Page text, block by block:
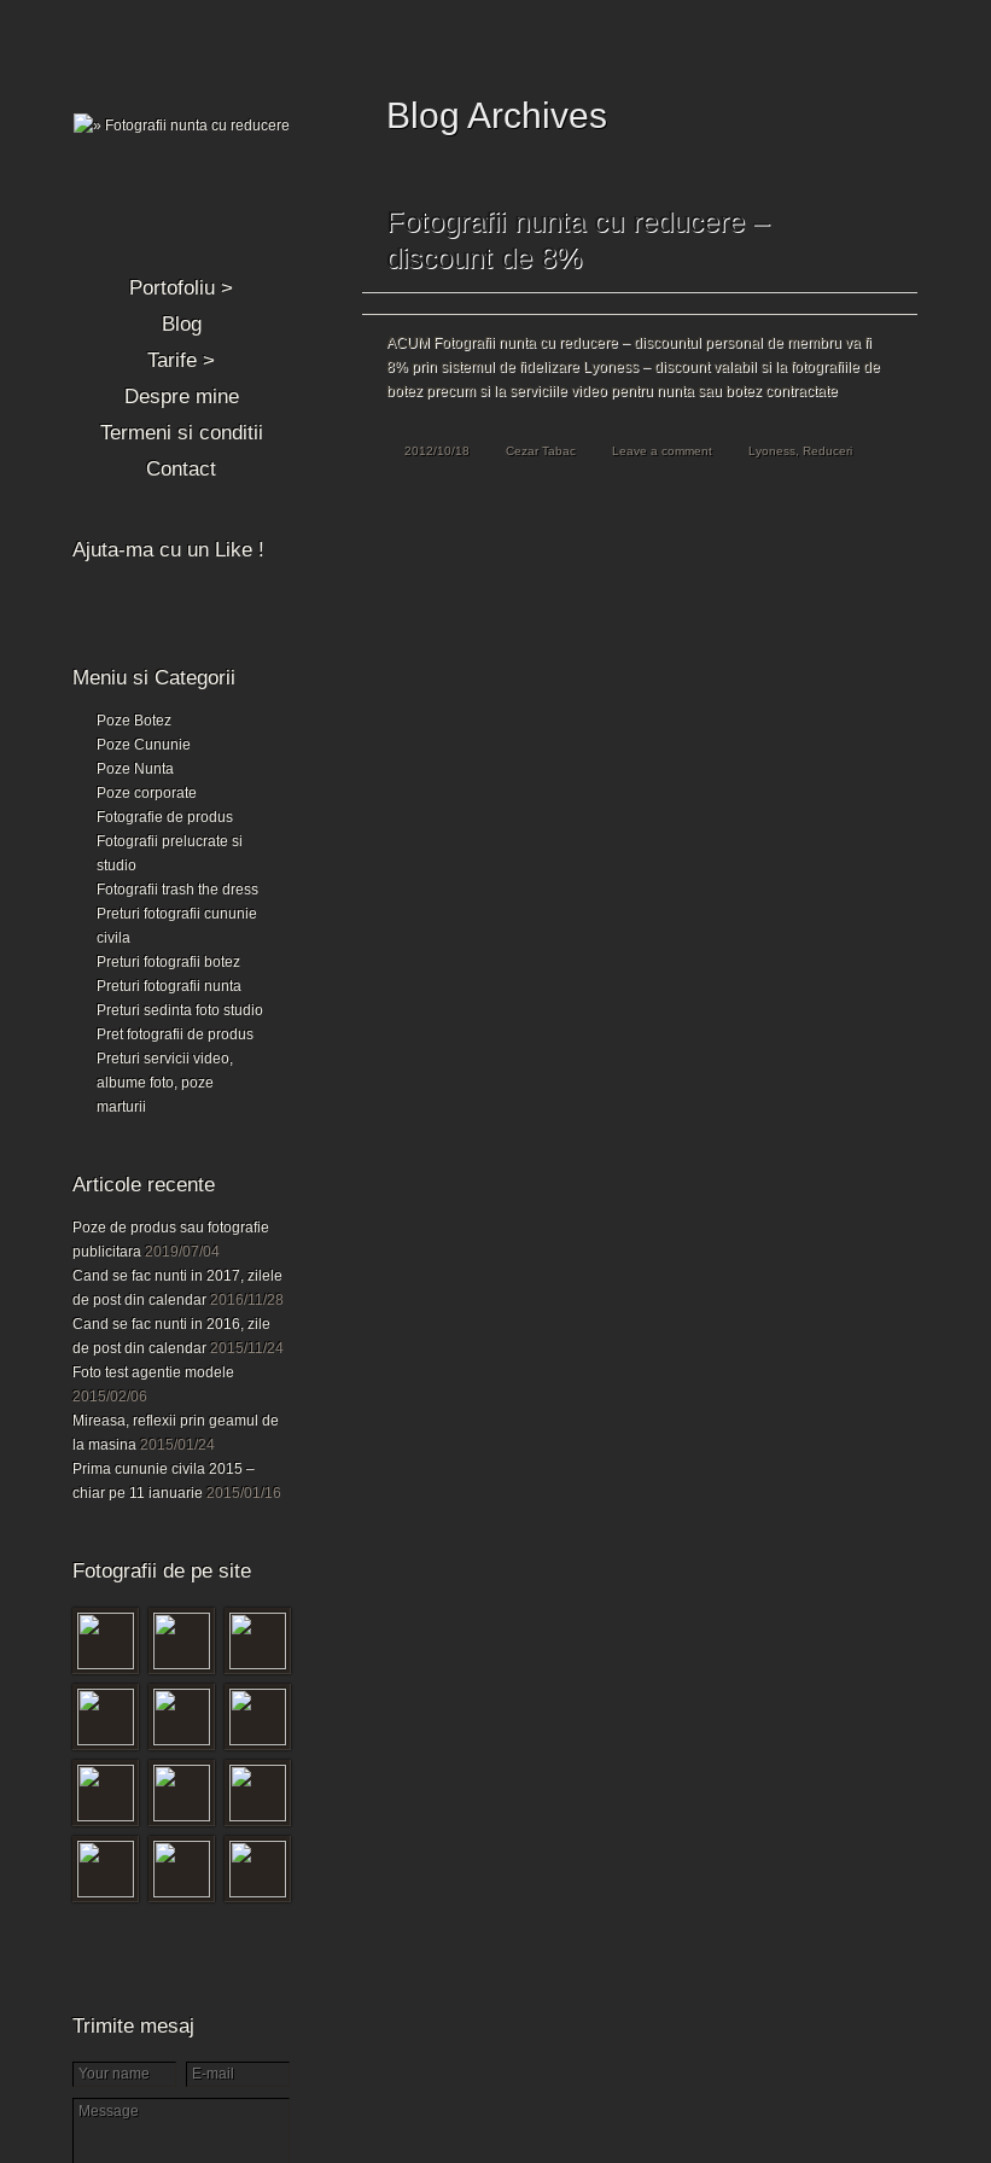
Portofoliu >
Blog
Tarife >
Despre mine
Termeni si conditii
Contact
Ajuta-ma cu un Like !
Meniu si Categorii
Poze Botez
Poze Cununie
Poze Nunta
Poze corporate
Fotografie de produs
Fotografii prelucrate si
studio
Fotografii trash the dress
Preturi fotografii cununie
civila
Preturi fotografii botez
Preturi fotografii nunta
Preturi sedinta foto studio
Pret fotografii de produs
Preturi servicii video,
albume foto, poze
marturii
Articole recente
Poze de produs sau fotografie
publicitara 2019/07/04
Cand se fac nunti in 2017, zilele
de post din calendar 2016/11/28
Cand se fac nunti in 2016, zile
de post din calendar 2015/11/24
Foto test agentie modele
2015/02/06
Mireasa, reflexii prin geamul de
la masina 2015/01/24
Prima cununie civila 2015 –
chiar pe 11 ianuarie 2015/01/16
Fotografii de pe site
Trimite mesaj
Blog Archives
Fotografii nunta cu reducere –
discount de 8%
ACUM Fotografii nunta cu reducere – discountul personal de membru va fi
8% prin sistemul de fidelizare Lyoness – discount valabil si la fotografiile de
botez precum si la serviciile video pentru nunta sau botez contractate
2012/10/18 Cezar Tabac Leave a comment Lyoness Reduceri